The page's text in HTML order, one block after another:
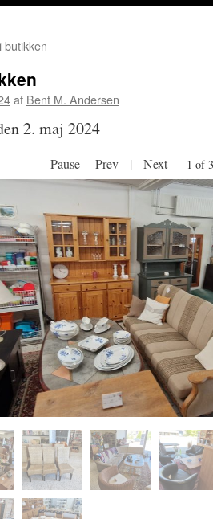
butikken
af Bent M. Andersen
2. maj 2024
Pause Prev | Next 1 of